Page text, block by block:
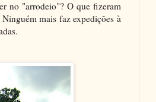
no "arrodeio"? O que fizeram
mais faz expedições à